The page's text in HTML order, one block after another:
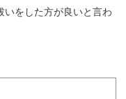
いをした方が良いと言わ